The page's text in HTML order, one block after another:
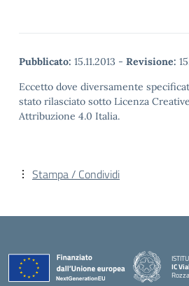
Pubblicato: 15.11.2013 - Revisione:
Eccetto dove diversamente
stato rilasciato sotto Licenza
Attribuzione 4.0 Italia.
Stampa / Condividi
IC